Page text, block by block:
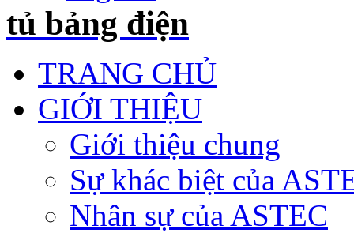
tủ bảng điện
TRANG CHỦ
GIỚI THIỆU
Giới thiệu chung
Sự khác biệt của
Nhân sự của ASTEC